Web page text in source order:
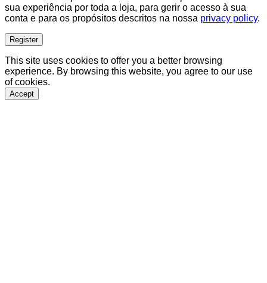
sua experiência por toda a loja, para gerir o acesso à sua
conta e para os propósitos descritos na nossa privacy policy.
Register
This site uses cookies to offer you a better browsing
experience. By browsing this website, you agree to our use
of cookies.
Accept